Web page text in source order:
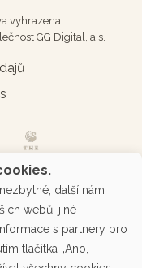
vyhrazena.
GG Digital, a.s.
další nám
webů, jiné
s partnery pro
tlačítka „Ano,